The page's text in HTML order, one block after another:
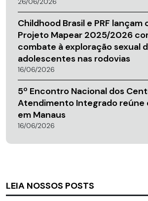
Childhood Brasil e PRF lançam
Projeto Mapear 2025/2026
combate à exploração sexual
adolescentes nas rodovias
16/06/2026
5º Encontro Nacional dos
Atendimento Integrado reúne
em Manaus
16/06/2026
LEIA NOSSOS POSTS